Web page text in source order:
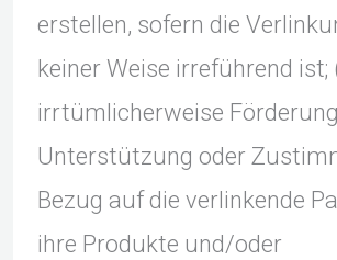
erstellen, sofern die
keiner Weise irreführend ist;
irrtümlicherweise
Unterstützung oder
Bezug auf die verlinkende
ihre Produkte und/oder